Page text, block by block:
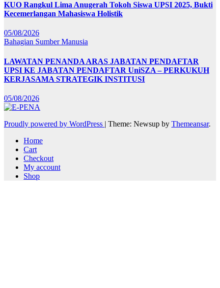
KUO Rangkul Lima Anugerah Tokoh Siswa UPSI 2025, Bukti
Kecemerlangan Mahasiswa Holistik
05/08/2026
Bahagian Sumber Manusia
LAWATAN PENANDA ARAS JABATAN PENDAFTAR
UPSI KE JABATAN PENDAFTAR UniSZA – PERKUKUH
KERJASAMA STRATEGIK INSTITUSI
05/08/2026
Proudly powered by WordPress | Theme: Newsup by Themeansar.
Home
Cart
Checkout
My account
Shop